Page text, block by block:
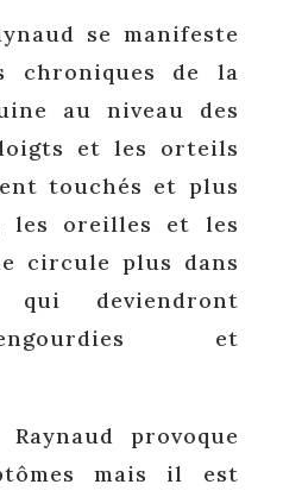
se manifeste
chroniques de la
au niveau des
et les orteils
touchés et plus
les oreilles et les
circule plus dans
qui deviendront
et
provoque
mais il est